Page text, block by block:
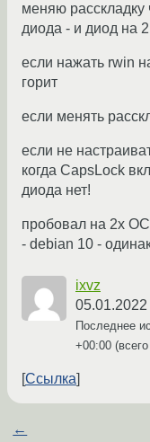
меняю расскладку
диода - и диод на
если нажать rwin
горит
если менять
если не
когда CapsLock
диода нет!
пробовал на 2х
- debian 10 -
ixvz
Последнее
+00:00
Ссылка
←